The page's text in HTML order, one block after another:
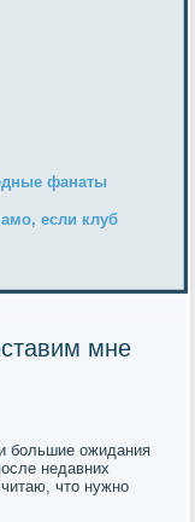
фанаты
если клуб
мне
бοльшие ожидания
недавних
что нужнο